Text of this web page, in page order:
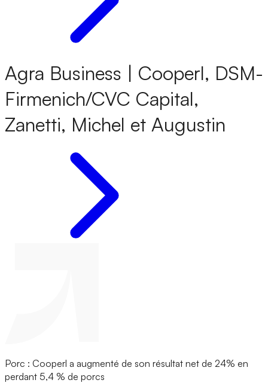
Agra Business | Cooperl, DSM-
Firmenich/CVC Capital,
Zanetti, Michel et Augustin
Porc : Cooperl a augmenté de son résultat net de 24% en
perdant 5,4 % de porcs